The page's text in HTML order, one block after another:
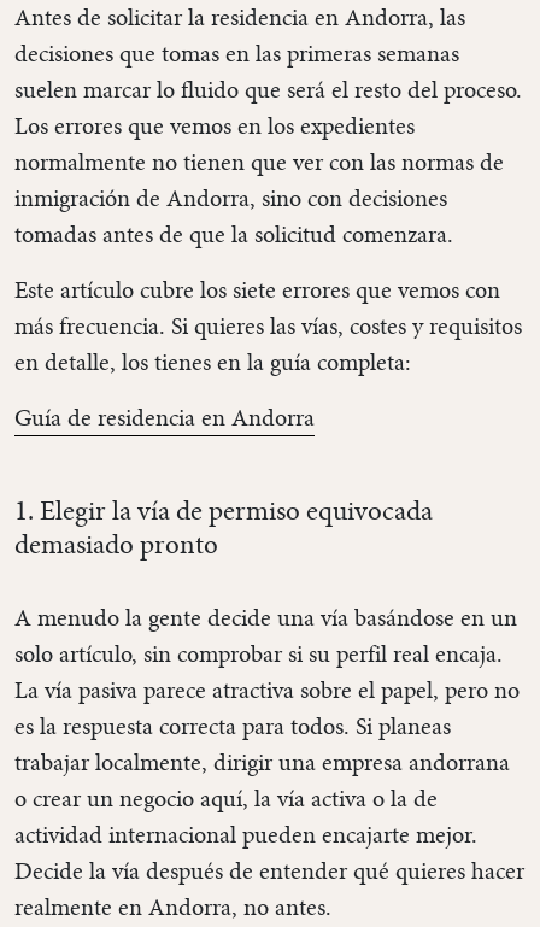
Antes de solicitar la residencia en Andorra, las
decisiones que tomas en las primeras semanas
suelen marcar lo fluido que será el resto del proceso.
Los errores que vemos en los expedientes
normalmente no tienen que ver con las normas de
inmigración de Andorra, sino con decisiones
tomadas antes de que la solicitud comenzara.
Este artículo cubre los siete errores que vemos con
más frecuencia. Si quieres las vías, costes y requisitos
en detalle, los tienes en la guía completa:
Guía de residencia en Andorra
1. Elegir la vía de permiso equivocada
demasiado pronto
A menudo la gente decide una vía basándose en un
solo artículo, sin comprobar si su perfil real encaja.
La vía pasiva parece atractiva sobre el papel, pero no
es la respuesta correcta para todos. Si planeas
trabajar localmente, dirigir una empresa andorrana
o crear un negocio aquí, la vía activa o la de
actividad internacional pueden encajarte mejor.
Decide la vía después de entender qué quieres hacer
realmente en Andorra, no antes.